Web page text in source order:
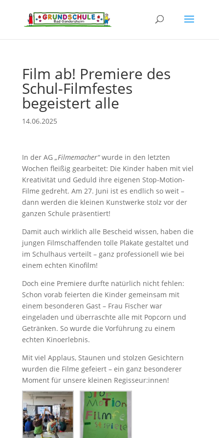
Film ab! Premiere des
Schul-Filmfestes
begeistert alle
14.06.2025
In der AG „Filmemacher“wurde in den letzten
Wochen fleißig gearbeitet: Die Kinder haben mit viel
Kreativität und Geduld ihre eigenen Stop-Motion-
Filme gedreht. Am 27. Juni ist es endlich so weit –
dann werden die kleinen Kunstwerke stolz vor der
ganzen Schule präsentiert!
Damit auch wirklich alle Bescheid wissen, haben die
jungen Filmschaffenden tolle Plakate gestaltet und
im Schulhaus verteilt – ganz professionell wie bei
einem echten Kinofilm!
Doch eine Premiere durfte natürlich nicht fehlen:
Schon vorab feierten die Kinder gemeinsam mit
einem besonderen Gast – Frau Fischer war
eingeladen und überraschte alle mit Popcorn und
Getränken. So wurde die Vorführung zu einem
echten Kinoerlebnis.
Mit viel Applaus, Staunen und stolzen Gesichtern
wurden die Filme gefeiert – ein ganz besonderer
Moment für unsere kleinen Regisseur:innen!